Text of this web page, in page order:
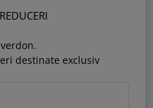
destinate exclusiv